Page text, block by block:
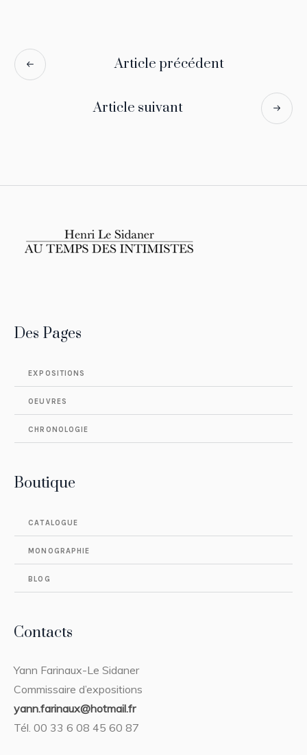
Article précédent
Article suivant
Des Pages
EXPOSITIONS
OEUVRES
CHRONOLOGIE
Boutique
CATALOGUE
MONOGRAPHIE
BLOG
Contacts
Yann Farinaux-Le Sidaner
Commissaire d’expositions
yann.farinaux@hotmail.fr
Tél. 00 33 6 08 45 60 87